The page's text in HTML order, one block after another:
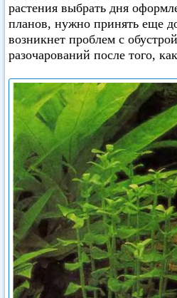
растения выбрать дня
планов, нужно принять еще
возникнет проблем с
разочарований после того,